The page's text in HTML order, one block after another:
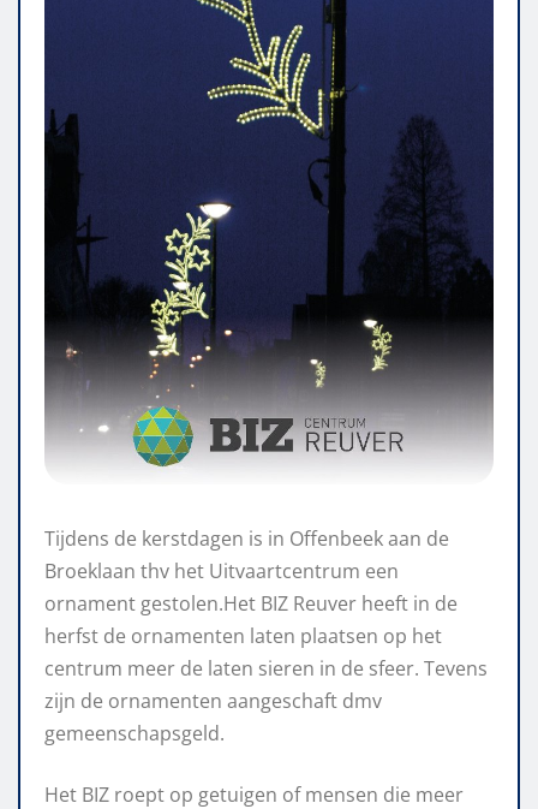
Tijdens de kerstdagen is in Offenbeek aan de
Broeklaan thv het Uitvaartcentrum een
ornament gestolen.Het BIZ Reuver heeft in de
herfst de ornamenten laten plaatsen op het
centrum meer de laten sieren in de sfeer. Tevens
zijn de ornamenten aangeschaft dmv
gemeenschapsgeld.
Het BIZ roept op getuigen of mensen die meer